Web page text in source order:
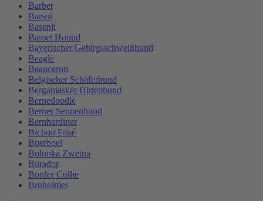
Barbet
Barsoi
Basenji
Basset Hound
Bayerischer Gebirgsschweißhund
Beagle
Beauceron
Belgischer Schäferhund
Bergamasker Hirtenhund
Bernedoodle
Berner Sennenhund
Bernhardiner
Bichon Frisé
Boerboel
Bolonka Zwetna
Borador
Border Collie
Broholmer